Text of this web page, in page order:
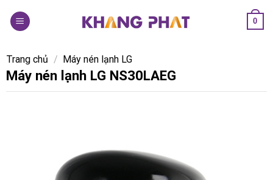
0
Trang chủ / Máy nén lạnh LG
Máy nén lạnh LG NS30LAEG